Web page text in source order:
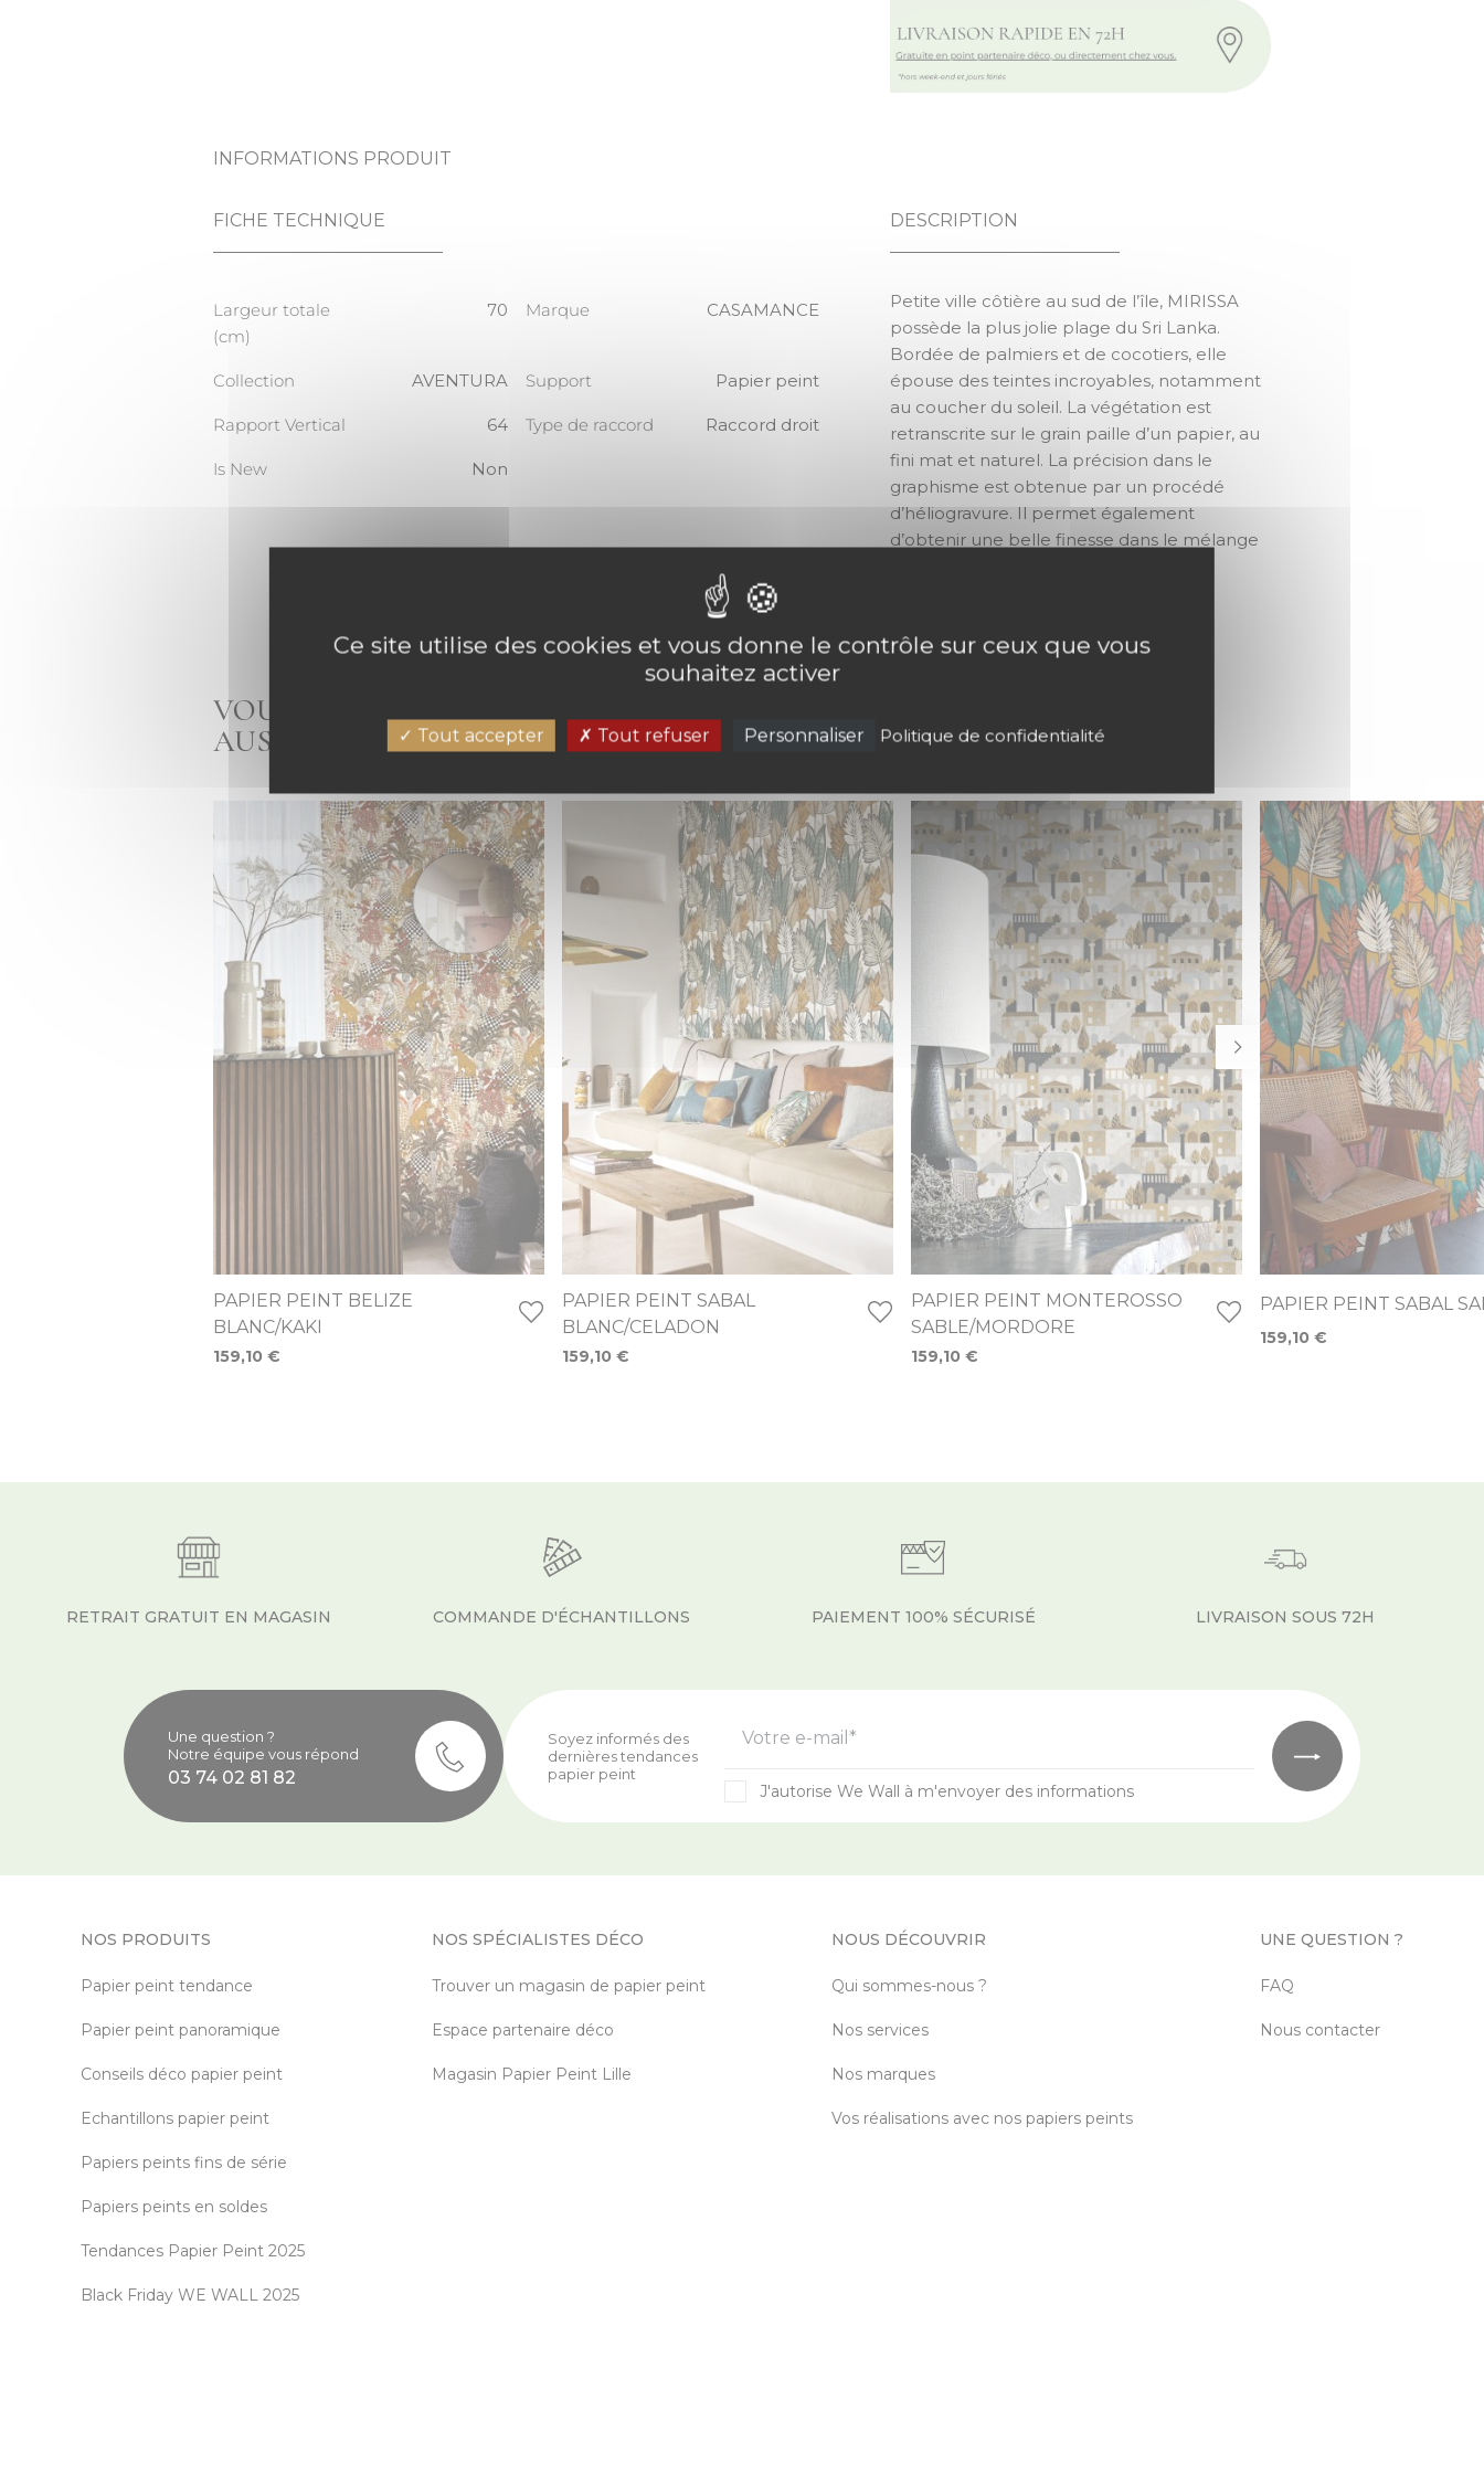
INFORMATIONS PRODUIT
FICHE TECHNIQUE
Largeur totale
(cm)
70 Marque CASAMANCE
Collection AVENTURA Support Papier peint
Rapport Vertical 64 Type de raccord Raccord droit
Is New Non
DESCRIPTION
Petite ville côtière au sud de l’île, MIRISSA
possède la plus jolie plage du Sri Lanka.
Bordée de palmiers et de cocotiers, elle
épouse des teintes incroyables, notamment
au coucher du soleil. La végétation est
retranscrite sur le grain paille d’un papier, au
fini mat et naturel. La précision dans le
graphisme est obtenue par un procédé
d’héliogravure. Il permet également
d’obtenir une belle finesse dans le mélange
VOUS AIMEZ LE PAPIER PEINT MIRISSA CASAMANCE, VOUS AIMEREZ
AUSSI
PAPIER PEINT BELIZE
BLANC/KAKI
159,10 €
PAPIER PEINT SABAL
BLANC/CELADON
159,10 €
PAPIER PEINT MONTEROSSO
SABLE/MORDORE
159,10 €
PAPIER PEINT SABAL
159,10 €
RETRAIT GRATUIT EN MAGASIN COMMANDE D'ÉCHANTILLONS PAIEMENT 100% SÉCURISÉ LIVRAISON SOUS 72H
Une question ?
Notre équipe vous répond
03 74 02 81 82
Soyez informés des
dernières tendances
papier peint
Votre e-mail*
J'autorise We Wall à m'envoyer des informations
NOS PRODUITS
Papier peint tendance
Papier peint panoramique
Conseils déco papier peint
Echantillons papier peint
Papiers peints fins de série
Papiers peints en soldes
Tendances Papier Peint 2025
Black Friday WE WALL 2025
NOS SPÉCIALISTES DÉCO
Trouver un magasin de papier peint
Espace partenaire déco
Magasin Papier Peint Lille
NOUS DÉCOUVRIR
Qui sommes-nous ?
Nos services
Nos marques
Vos réalisations avec nos papiers peints
UNE QUESTION ?
FAQ
Nous contacter
Ce site utilise des cookies et vous donne le contrôle sur ceux que vous
souhaitez activer
Tout accepter Tout refuser Personnaliser Politique de confidentialité